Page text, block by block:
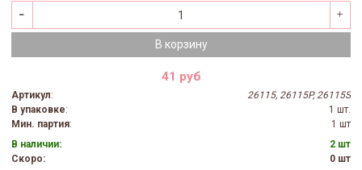
В корзину
41 руб
Артикул:
26115, 26115P, 26115S
В упаковке:
1 шт.
Мин. партия:
1 шт
В наличии:
2 шт
Скоро:
0 шт